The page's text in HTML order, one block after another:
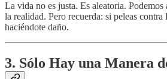
La vida no es justa. Es aleatoria.
la realidad. Pero recuerda: si peleas contra
haciéndote daño.
3. Sólo Hay una Manera